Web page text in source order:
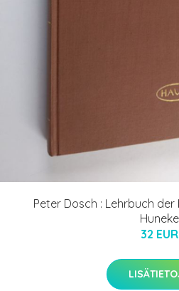
Peter Dosch : Lehrbuch
Huneke
32 EUR